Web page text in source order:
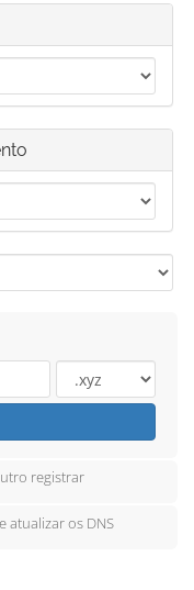
registrar
atualizar os DNS